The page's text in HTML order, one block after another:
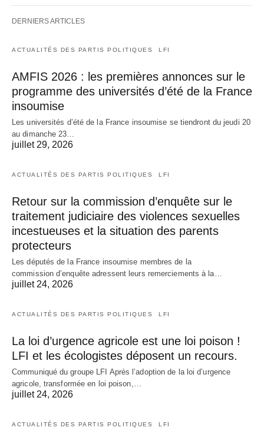
DERNIERS ARTICLES
ACTUALITÉS DES PARTIS POLITIQUES LFI
AMFIS 2026 : les premières annonces sur le
programme des universités d’été de la France
insoumise
Les universités d’été de la France insoumise se tiendront du jeudi 20
au dimanche 23…
juillet 29, 2026
ACTUALITÉS DES PARTIS POLITIQUES LFI
Retour sur la commission d’enquête sur le
traitement judiciaire des violences sexuelles
incestueuses et la situation des parents
protecteurs
Les députés de la France insoumise membres de la
commission d’enquête adressent leurs remerciements à la…
juillet 24, 2026
ACTUALITÉS DES PARTIS POLITIQUES LFI
La loi d’urgence agricole est une loi poison !
LFI et les écologistes déposent un recours.
Communiqué du groupe LFI Après l’adoption de la loi d’urgence
agricole, transformée en loi poison,…
juillet 24, 2026
ACTUALITÉS DES PARTIS POLITIQUES LFI